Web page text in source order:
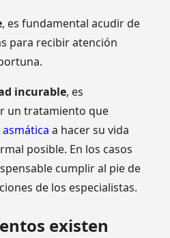
, es fundamental acudir de
para recibir atención
incurable, es
un tratamiento que
a hacer su vida
posible. En los casos
cumplir al pie de
de los especialistas.
existen